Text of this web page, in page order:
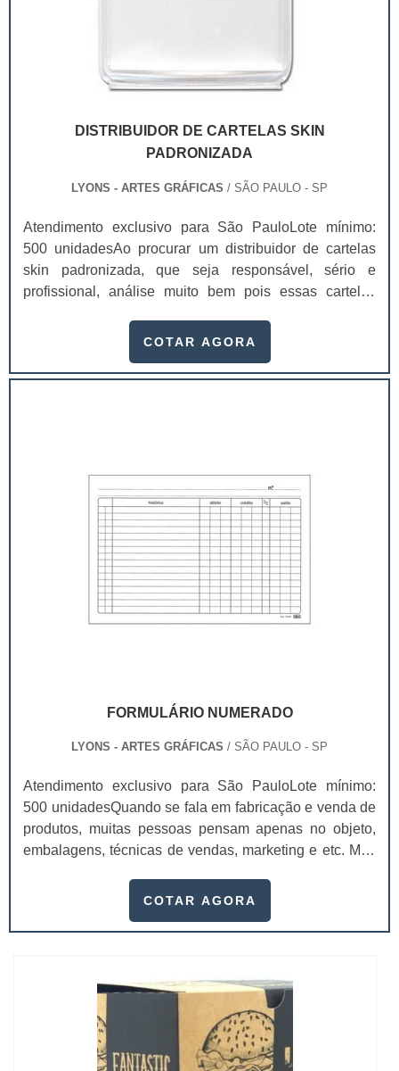
DISTRIBUIDOR DE CARTELAS SKIN
PADRONIZADA
LYONS - ARTES GRÁFICAS / SÃO PAULO - SP
Atendimento exclusivo para São PauloLote mínimo:
500 unidadesAo procurar um distribuidor de cartelas
skin padronizada, que seja responsável, sério e
profissional, análise muito bem pois essas cartelas
produto.A busca por empresas sérias para adquirir esse
podem assegurar aos clientes características pontuais
COTAR AGORA
FORMULÁRIO NUMERADO
LYONS - ARTES GRÁFICAS / SÃO PAULO - SP
Atendimento exclusivo para São PauloLote mínimo:
500 unidadesQuando se fala em fabricação e venda de
produtos, muitas pessoas pensam apenas no objeto,
embalagens, técnicas de vendas, marketing e etc. Mas
e logística adequada, esses esforços podem não valer
um papel de destaque muito abrangente, pois este item,
COTAR AGORA